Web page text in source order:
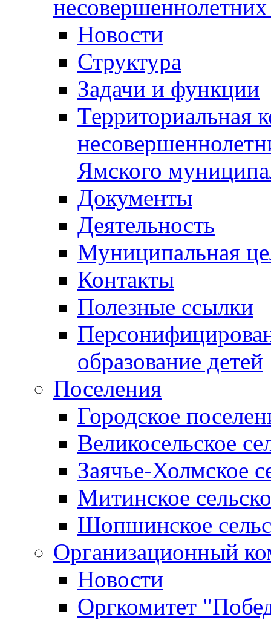
Новости
Структура
Задачи и функции
Территориальная
Ямского
Документы
Деятельность
Муниципальная
Контакты
Полезные ссылки
образование детей
Поселения
Городское
Великосельское
Заячье-Холмское
Митинское
Шопшинское
Организационный
Новости
Оргкомитет